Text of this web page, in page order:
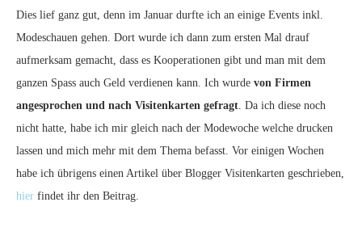
Dies lief ganz gut, denn im Januar durfte ich an einige Events inkl.
Modeschauen gehen. Dort wurde ich dann zum ersten Mal drauf
aufmerksam gemacht, dass es Kooperationen gibt und man mit dem
ganzen Spass auch Geld verdienen kann. Ich wurde von Firmen
angesprochen und nach Visitenkarten gefragt. Da ich diese noch
nicht hatte, habe ich mir gleich nach der Modewoche welche drucken
lassen und mich mehr mit dem Thema befasst. Vor einigen Wochen
habe ich übrigens einen Artikel über Blogger Visitenkarten geschrieben,
hier findet ihr den Beitrag.